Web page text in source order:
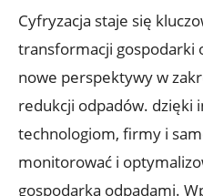
Cyfryzacja staje się
transformacji gospodarki
nowe perspektywy w
redukcji odpadów. dzięki
technologiom, firmy i
monitorować i
gospodarką odpadami.